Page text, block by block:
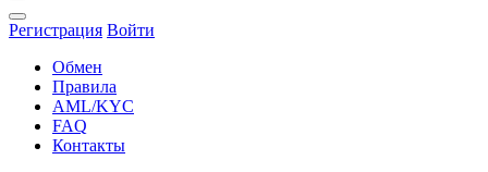
Регистрация Войти
Обмен
Правила
AML/KYC
FAQ
Контакты